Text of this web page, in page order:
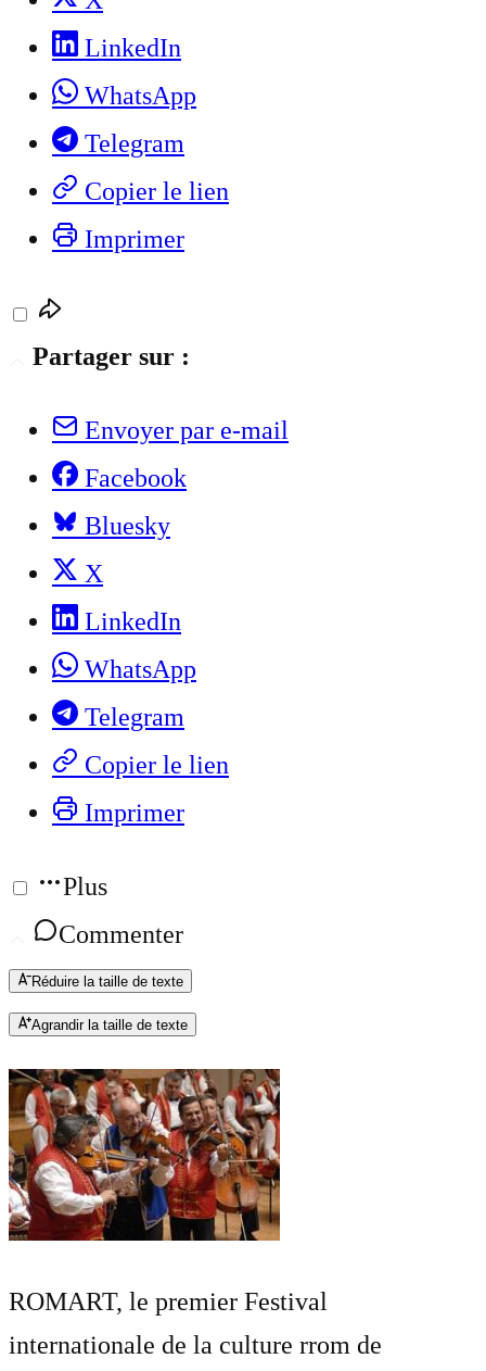
LinkedIn
WhatsApp
Telegram
Copier le lien
Imprimer
Partager sur :
Envoyer par e-mail
Facebook
Bluesky
X
LinkedIn
WhatsApp
Telegram
Copier le lien
Imprimer
Plus
Commenter
Réduire la taille de texte
Agrandir la taille de texte
ROMART, le premier Festival
internationale de la culture rrom de